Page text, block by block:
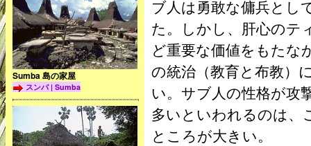
ブ人は勇敢な傭兵とし
た。しかし、肝心のテ
ど重要な価値をもた
の統治（教育と布教）
い。サブ人の性格が攻
多いといわれるのは、
ところが大きい。
Sumba 島の家屋
スンバ | Sumba